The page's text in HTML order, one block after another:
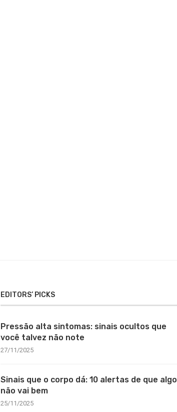
EDITORS’ PICKS
Pressão alta sintomas: sinais ocultos que
você talvez não note
27/11/2025
Sinais que o corpo dá: 10 alertas de que algo
não vai bem
25/11/2025